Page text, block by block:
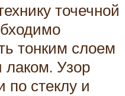
точечной
тонким слоем
лаком. Узор
по стеклу и